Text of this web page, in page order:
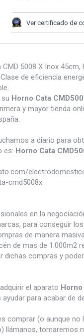
Ver certificado de
5008 X Inox 45cm,
de eficiencia
Horno Cata
y mayor tienda
a diario para
es: Horno Cata
cmd5008x
en la
para conseguir
de manera
de mas de 1.000m2
dichas compras y
el aparato Horno
para acabar de
comprar (o aunque no
llámanos, tomaremos